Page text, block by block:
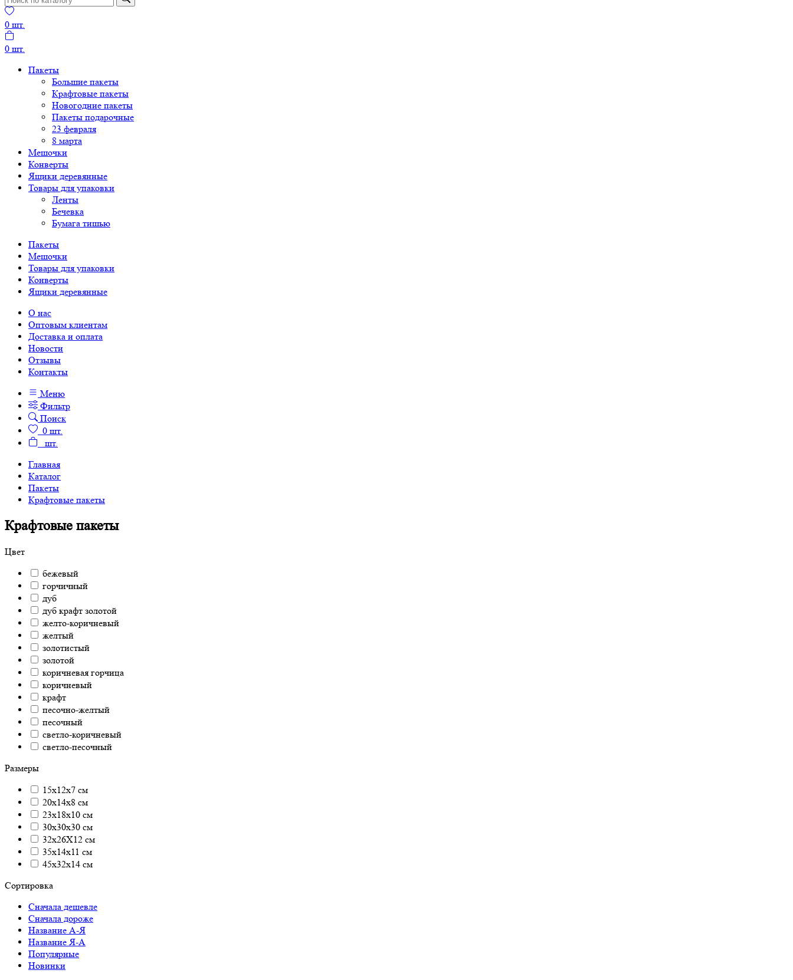
0 шт.
0 шт.
Пакеты
Большие пакеты
Крафтовые пакеты
Новогодние пакеты
Пакеты подарочные
23 февраля
8 марта
Мешочки
Конверты
Ящики деревянные
Товары для упаковки
Ленты
Бечевка
Бумага тишью
Пакеты
Мешочки
Товары для упаковки
Конверты
Ящики деревянные
О нас
Оптовым клиентам
Доставка и оплата
Новости
Отзывы
Контакты
Меню
Фильтр
Поиск
0 шт.
шт.
Главная
Каталог
Пакеты
Крафтовые пакеты
Крафтовые пакеты
Цвет
бежевый
горчичный
дуб
дуб крафт золотой
желто-коричневый
желтый
золотистый
золотой
коричневая горчица
коричневый
крафт
песочно-желтый
песочный
светло-коричневый
светло-песочный
Размеры
15х12х7 см
20х14х8 см
23х18х10 см
30х30х30 см
32х26Х12 см
35х14х11 см
45х32х14 см
Сортировка
Сначала дешевле
Сначала дороже
Название А-Я
Название Я-А
Популярные
Новинки